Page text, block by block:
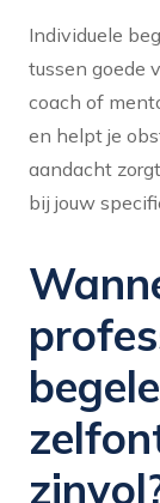
Individuele
tussen goede
coach of
en helpt je
aandacht
bij jouw